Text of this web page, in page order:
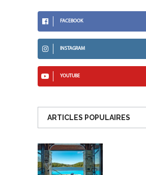
FACEBOOK
INSTAGRAM
YOUTUBE
ARTICLES POPULAIRES